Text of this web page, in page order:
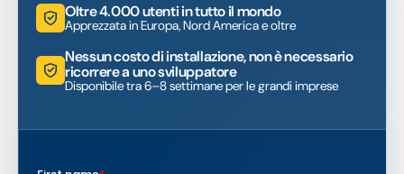
Oltre 4.000 utenti in tutto il mondo
Apprezzata in Europa, Nord America e oltre
Nessun costo di installazione, non è necessario
ricorrere a uno sviluppatore
Disponibile tra 6–8 settimane per le grandi imprese